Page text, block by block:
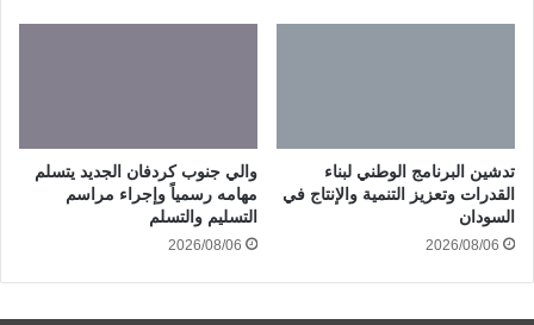
تدشين البرنامج الوطني لبناء
القدرات وتعزيز التنمية والإنتاج في
السودان
2026/08/06
والي جنوب كردفان الجديد يتسلم
مهامه رسمياً وإجراء مراسم
التسليم والتسلم
2026/08/06